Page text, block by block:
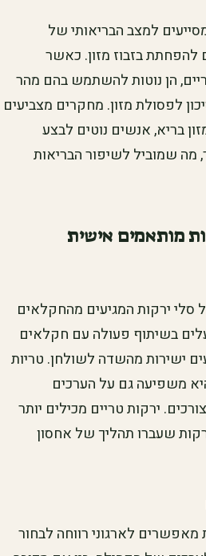
למצב הבריאותי של
בזבוז מזון. כאשר
הן נוטות להשתמש בהם מהר
לפסולת מזון. מחקרים מצביעים
בריא, אנשים נוטים לבצע
מה שמוביל לשיפור הבריאות
מותאמים אישית
סלי ירקות המגיעים מהחקלאים
בשיתוף פעולה עם חקלאים
ישירות מהשדה לשולחן. טריות
משפיעה גם על הערכים
ירקות טריים מכילים יותר
שעברו תהליך של אחסון
לארגוני רווחה לבחור